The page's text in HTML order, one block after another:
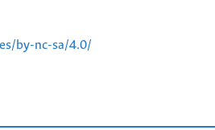
by-nc-sa/4.0/